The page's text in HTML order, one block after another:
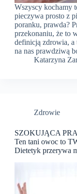
Wszyscy kochamy
pieczywa prosto z
poranku, prawda?
przekonaniu, że to
definicją zdrowia, a
na nas prawdziwą
Katarzyna
Zdrowie
SZOKUJĄCA
Ten tani owoc to
Dietetyk przerywa